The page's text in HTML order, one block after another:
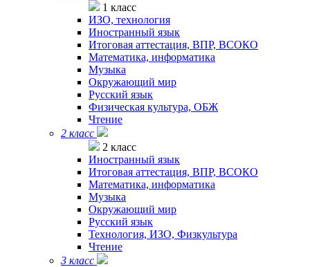
1 класс
ИЗО, технология
Иностранный язык
Итоговая аттестация, ВПР, ВСОКО
Математика, информатика
Музыка
Окружающий мир
Русский язык
Физическая культура, ОБЖ
Чтение
2 класс
2 класс
Иностранный язык
Итоговая аттестация, ВПР, ВСОКО
Математика, информатика
Музыка
Окружающий мир
Русский язык
Технология, ИЗО, Физкультура
Чтение
3 класс